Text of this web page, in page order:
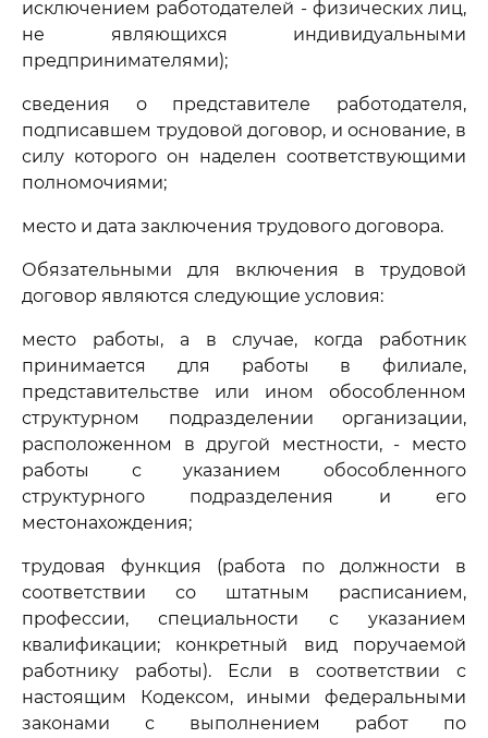
исключением работодателей - физических лиц,
не являющихся индивидуальными
предпринимателями);
сведения о представителе работодателя,
подписавшем трудовой договор, и основание, в
силу которого он наделен соответствующими
полномочиями;
место и дата заключения трудового договора.
Обязательными для включения в трудовой
договор являются следующие условия:
место работы, а в случае, когда работник
принимается для работы в филиале,
представительстве или ином обособленном
структурном подразделении организации,
расположенном в другой местности, - место
работы с указанием обособленного
структурного подразделения и его
местонахождения;
трудовая функция (работа по должности в
соответствии со штатным расписанием,
профессии, специальности с указанием
квалификации; конкретный вид поручаемой
работнику работы). Если в соответствии с
настоящим Кодексом, иными федеральными
законами с выполнением работ по